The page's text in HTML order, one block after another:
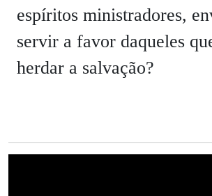
espíritos ministradores,
servir a favor daqueles
herdar a salvação?